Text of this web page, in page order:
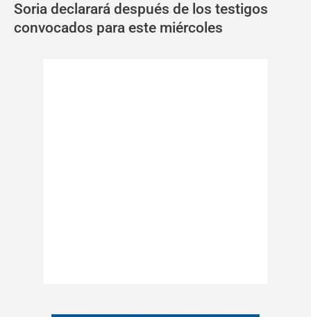
Soria declarará después de los testigos
convocados para este miércoles